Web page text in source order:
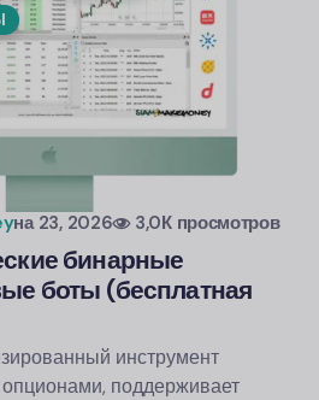
на 23, 2026 3,0К просмотров
бинарные
боты (бесплатная
инструмент
поддерживает